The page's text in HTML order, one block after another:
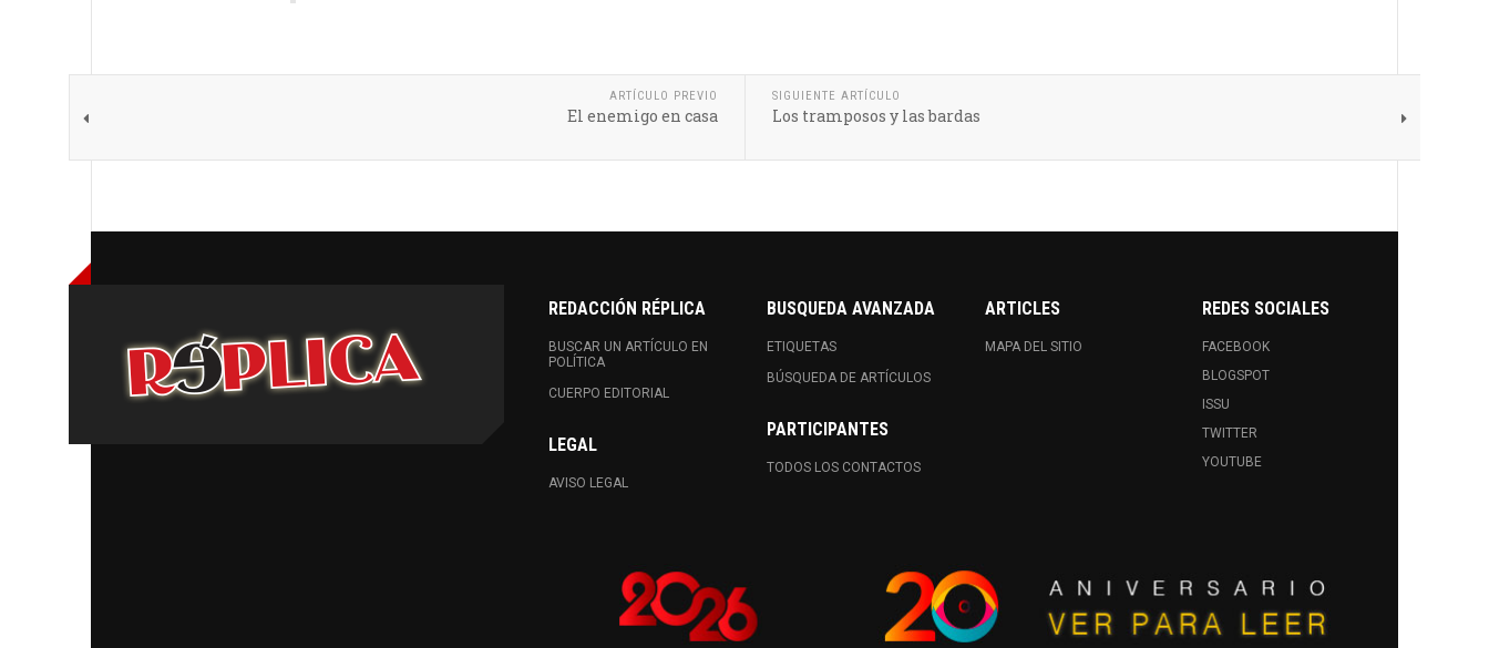
ARTÍCULO PREVIO
El enemigo en casa
SIGUIENTE ARTÍCULO
Los tramposos y las bardas
REDACCIÓN RÉPLICA
BUSCAR UN ARTÍCULO EN
POLÍTICA
CUERPO EDITORIAL
LEGAL
AVISO LEGAL
BUSQUEDA AVANZADA
ETIQUETAS
BÚSQUEDA DE ARTÍCULOS
PARTICIPANTES
TODOS LOS CONTACTOS
ARTICLES
MAPA DEL SITIO
REDES SOCIALES
FACEBOOK
BLOGSPOT
ISSU
TWITTER
YOUTUBE